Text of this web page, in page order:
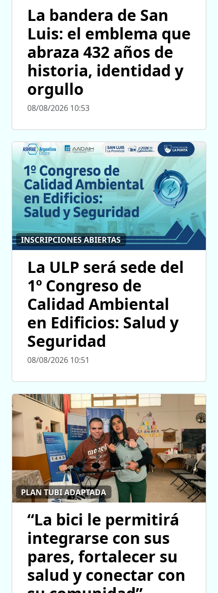
La bandera de San
Luis: el emblema que
abraza 432 años de
historia, identidad y
orgullo
08/08/2026 10:53
INSCRIPCIONES ABIERTAS
La ULP será sede del
1º Congreso de
Calidad Ambiental
en Edificios: Salud y
Seguridad
08/08/2026 10:51
PLAN TUBI ADAPTADA
“La bici le permitirá
integrarse con sus
pares, fortalecer su
salud y conectar con